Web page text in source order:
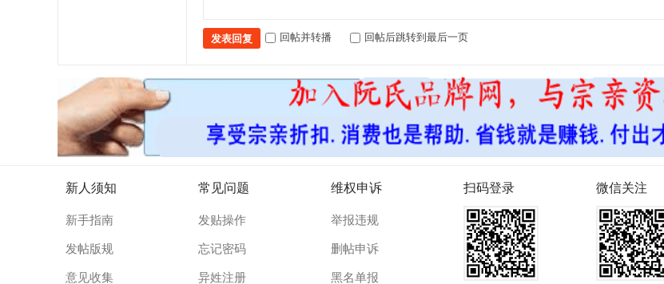
发表回复 回帖并转播 回帖后跳转到最后一页
新人须知
新手指南
发帖版规
意见收集
常见问题
发贴操作
忘记密码
异姓注册
维权申诉
举报违规
删帖申诉
黑名单报
扫码登录 微信关注